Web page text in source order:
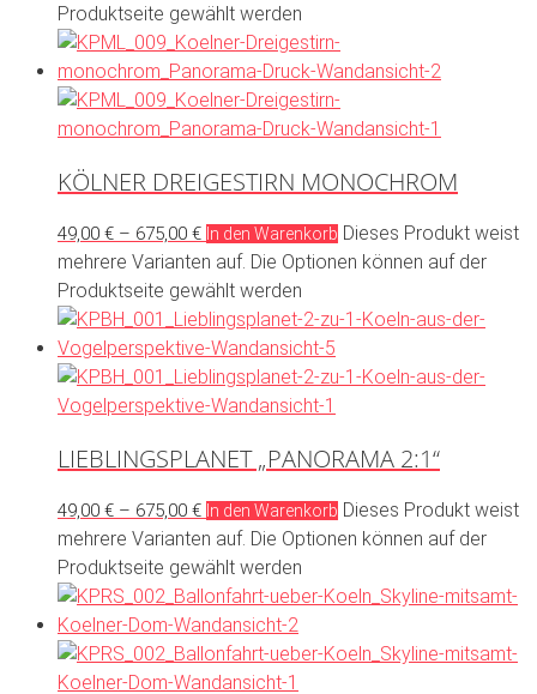
Produktseite gewählt werden
KÖLNER DREIGESTIRN MONOCHROM
49,00 € – 675,00 € In den Warenkorb Dieses Produkt weist
mehrere Varianten auf. Die Optionen können auf der
Produktseite gewählt werden
LIEBLINGSPLANET „PANORAMA 2:1“
49,00 € – 675,00 € In den Warenkorb Dieses Produkt weist
mehrere Varianten auf. Die Optionen können auf der
Produktseite gewählt werden